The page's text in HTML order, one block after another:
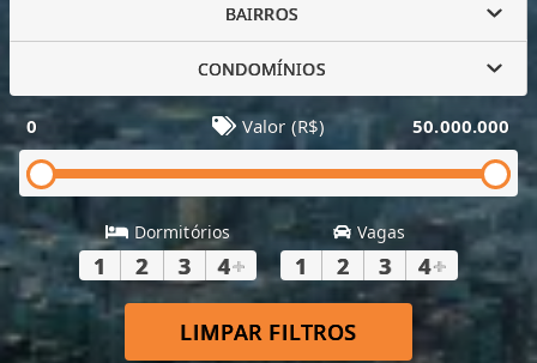
BAIRROS
CONDOMÍNIOS
0 Valor (R$) 50.000.000
Dormitórios
1 2 3 4+
Vagas
1 2 3 4+
LIMPAR FILTROS